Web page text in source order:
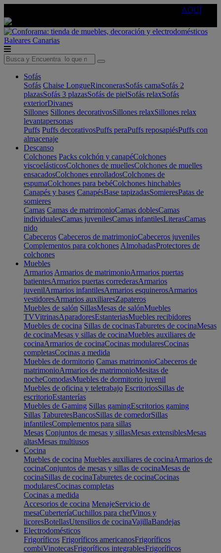
AQUÍ
Baleares Canarias
Sofás
Sofás Chaise LongueRinconerasSofás camaSofás 2
plazasSofás 3 plazasSofás de pielSofás relaxSofás
exteriorDivanes
Sillones Sillones decorativosSillones relaxSillones relax
levantapersonas
Puffs Puffs decorativosPuffs peraPuffs reposapiésPuffs con
almacenaje
Descanso
Colchones Packs colchón y canapéColchones
viscoelásticosColchones de muellesColchones de muelles
ensacadosColchones enrolladosColchones de
espumaColchones para bebéColchones hinchables
Canapés y bases CanapésBase tapizadasSomieresPatas de
somieres
Camas Camas de matrimonioCamas doblesCamas
individualesCamas juvenilesCamas infantilesLiterasCamas
nido
Cabeceros Cabeceros de matrimonioCabeceros juveniles
Complementos para colchones AlmohadasProtectores de
colchones
Muebles
Armarios Armarios de matrimonioArmarios puertas
batientesArmarios puertas correderasArmarios
juvenilArmarios infantilesArmarios esquinerosArmarios
vestidoresArmarios auxiliaresZapateros
Muebles de salón SillasMesas de salónMuebles
TVVitrinasAparadoresEstanteriasMuebles recibidores
Muebles de cocina Sillas de cocinasTaburetes de cocinaMesas
de cocinaMesas y sillas de cocinaMuebles auxiliares de
cocinaArmarios de cocinaCocinas modularesCocinas
completasCocinas a medida
Muebles de dormitorio Camas matrimonioCabeceros de
matrimonioArmarios de matrimonioMesitas de
nocheComodasMuebles de dormitorio juvenil
Muebles de oficina y teletrabajo EscritoriosSillas de
escritorioEstanterías
Muebles de Gaming Sillas gamingEscritorios gaming
Sillas TaburetesBancosSillas de comedorSillas
infantilesComplementos para sillas
Mesas Conjuntos de mesas y sillasMesas extensiblesMesas
altasMesas multiusos
Cocina
Muebles de cocina Muebles auxiliares de cocinaArmarios de
cocinaConjuntos de mesas y sillas de cocinaMesas de
cocinaSillas de cocinaTaburetes de cocinaCocinas
modularesCocinas completas
Cocinas a medida
Accesorios de cocina MenajeServicio de
mesaCuberteríaCuchillos para chefVinos y
licoresBotellasUtensilios de cocinaVajillaBandejas
Electrodomésticos
Frigoríficos Frigoríficos americanosFrigoríficos
combiVinotecasFrigoríficos integrablesFrigoríficos